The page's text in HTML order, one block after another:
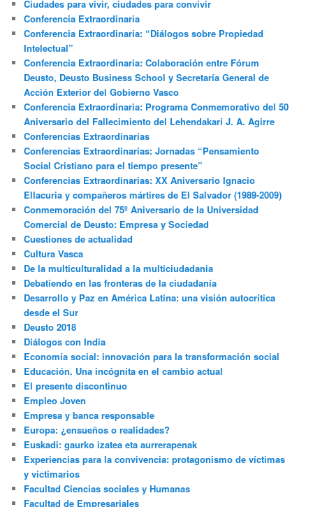
Ciudades para vivir, ciudades para convivir
Conferencia Extraordinaria
Conferencia Extraordinaria: “Diálogos sobre Propiedad
Intelectual”
Conferencia Extraordinaria: Colaboración entre Fórum
Deusto, Deusto Business School y Secretaría General de
Acción Exterior del Gobierno Vasco
Conferencia Extraordinaria: Programa Conmemorativo del 50
Aniversario del Fallecimiento del Lehendakari J. A. Agirre
Conferencias Extraordinarias
Conferencias Extraordinarias: Jornadas “Pensamiento
Social Cristiano para el tiempo presente”
Conferencias Extraordinarias: XX Aniversario Ignacio
Ellacuria y compañeros mártires de El Salvador (1989-2009)
Conmemoración del 75º Aniversario de la Universidad
Comercial de Deusto: Empresa y Sociedad
Cuestiones de actualidad
Cultura Vasca
De la multiculturalidad a la multiciudadania
Debatiendo en las fronteras de la ciudadanía
Desarrollo y Paz en América Latina: una visión autocrítica
desde el Sur
Deusto 2018
Diálogos con India
Economía social: innovación para la transformación social
Educación. Una incógnita en el cambio actual
El presente discontinuo
Empleo Joven
Empresa y banca responsable
Europa: ¿ensueños o realidades?
Euskadi: gaurko izatea eta aurrerapenak
Experiencias para la convivencia: protagonismo de víctimas
y victimarios
Facultad Ciencias sociales y Humanas
Facultad de Empresariales